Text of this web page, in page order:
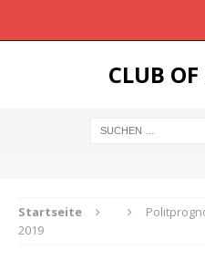
CLUB
Startseite
2019